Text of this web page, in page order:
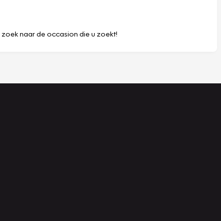
naar de occasion die u zoekt!